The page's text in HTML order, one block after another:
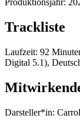
Produktionsjahr:
Trackliste
Laufzeit: 92
Digital 5.1),
Darsteller*in: